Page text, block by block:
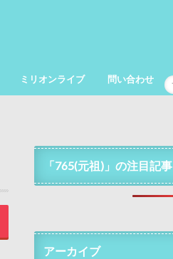
ミリオンライブ 問い合わせ
「765(元祖)」の注目記事
アーカイブ